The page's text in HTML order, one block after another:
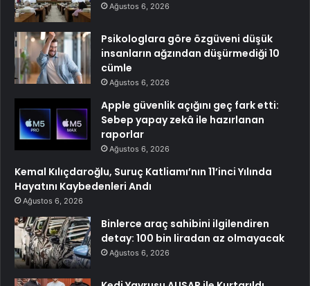
Ağustos 6, 2026
Psikologlara göre özgüveni düşük
insanların ağzından düşürmediği 10
cümle
Ağustos 6, 2026
Apple güvenlik açığını geç fark etti:
Sebep yapay zekâ ile hazırlanan
raporlar
Ağustos 6, 2026
Kemal Kılıçdaroğlu, Suruç Katliamı’nın 11’inci Yılında
Hayatını Kaybedenleri Andı
Ağustos 6, 2026
Binlerce araç sahibini ilgilendiren
detay: 100 bin liradan az olmayacak
Ağustos 6, 2026